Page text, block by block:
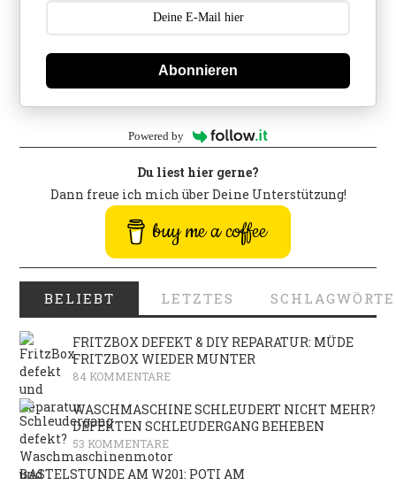
Abonnieren
Powered by
Du liest hier gerne?
Dann freue ich mich über Deine Unterstützung!
buy me a coffee
BELIEBT LETZTES
FRITZBOX DEFEKT & DIY REPARATUR: MÜDE
FRITZBOX WIEDER MUNTER
84 KOMMENTARE
WASCHMASCHINE SCHLEUDERT NICHT MEHR?
DEFEKTEN SCHLEUDERGANG BEHEBEN
53 KOMMENTARE
BASTELSTUNDE AM W201: POTI AM